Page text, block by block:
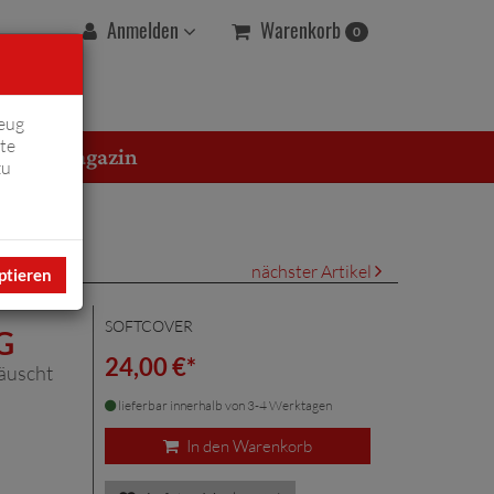
Anmelden Warenkorb 0
Magazin
nächster Artikel
SOFTCOVER
24,00 €*
lieferbar innerhalb von 3-4 Werktagen
In den Warenkorb